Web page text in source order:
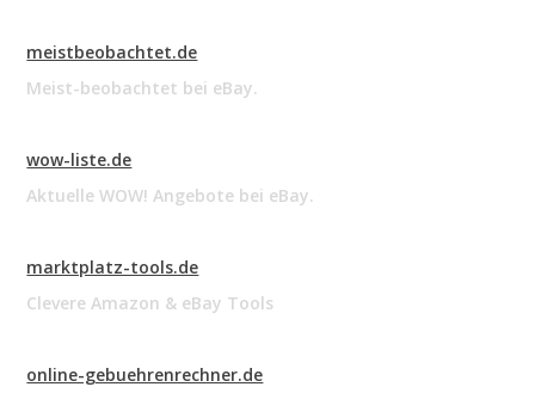
meistbeobachtet.de
Meist-beobachtet bei eBay.
wow-liste.de
Aktuelle WOW! Angebote bei eBay.
marktplatz-tools.de
Clevere Amazon & eBay Tools
online-gebuehrenrechner.de